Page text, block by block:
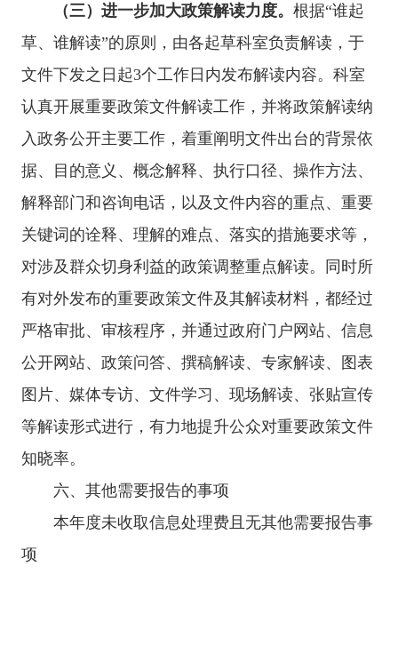
（三）进一步加大政策解读力度。 根据“谁起
草、谁解读”的原则，由各起草科室负责解读，于
文件下发之日起3个工作日内发布解读内容。科室
认真开展重要政策文件解读工作，并将政策解读纳
入政务公开主要工作，着重阐明文件出台的背景依
据、目的意义、概念解释、执行口径、操作方法、
解释部门和咨询电话，以及文件内容的重点、重要
关键词的诠释、理解的难点、落实的措施要求等，
对涉及群众切身利益的政策调整重点解读。同时所
有对外发布的重要政策文件及其解读材料，都经过
严格审批、审核程序，并通过政府门户网站、信息
公开网站、政策问答、撰稿解读、专家解读、图表
图片、媒体专访、文件学习、现场解读、张贴宣传
等解读形式进行，有力地提升公众对重要政策文件
知晓率。
六、其他需要报告的事项
本年度未收取信息处理费且无其他需要报告事
项